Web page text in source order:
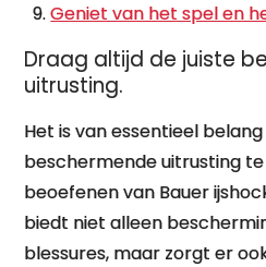
Geniet van het spel en
Draag altijd de juiste
uitrusting.
Het is van essentieel
beschermende uitrusting
beoefenen van Bauer
biedt niet alleen
blessures, maar zorgt er